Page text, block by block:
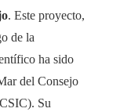
. Este proyecto,
de la
ha sido
del Consejo
Su